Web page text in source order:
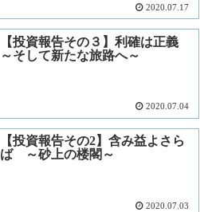
2020.07.17
【投資報告その３】利確は正義
～そして新たな旅路へ～
2020.07.04
【投資報告その2】含み益よさら
ば ～砂上の楼閣～
2020.07.03